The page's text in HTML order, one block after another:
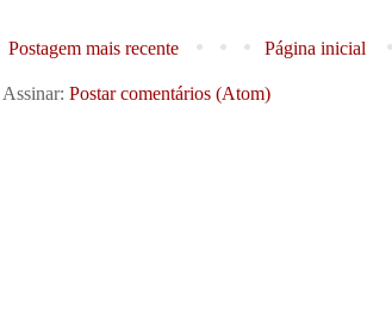
Postagem mais recente Página inicial
Assinar: Postar comentários (Atom)